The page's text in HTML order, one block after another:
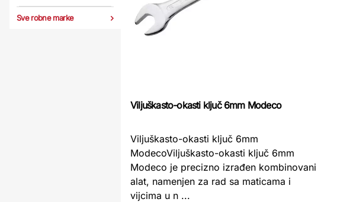
Sve robne marke
Viljuškasto-okasti ključ 6mm Modeco
Viljuškasto-okasti ključ 6mm
ModecoViljuškasto-okasti ključ 6mm
Modeco je precizno izrađen kombinovani
alat, namenjen za rad sa maticama i
vijcima u n ...